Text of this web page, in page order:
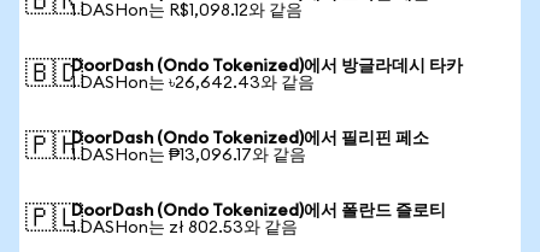
1 DASHon는 R$1,098.12와 같음
🇧🇩DoorDash (Ondo Tokenized)에서 방글라데시 타카
1 DASHon는 ৳26,642.43와 같음
🇵🇭DoorDash (Ondo Tokenized)에서 필리핀 페소
1 DASHon는 ₱13,096.17와 같음
🇵🇱DoorDash (Ondo Tokenized)에서 폴란드 즐로티
1 DASHon는 zł 802.53와 같음